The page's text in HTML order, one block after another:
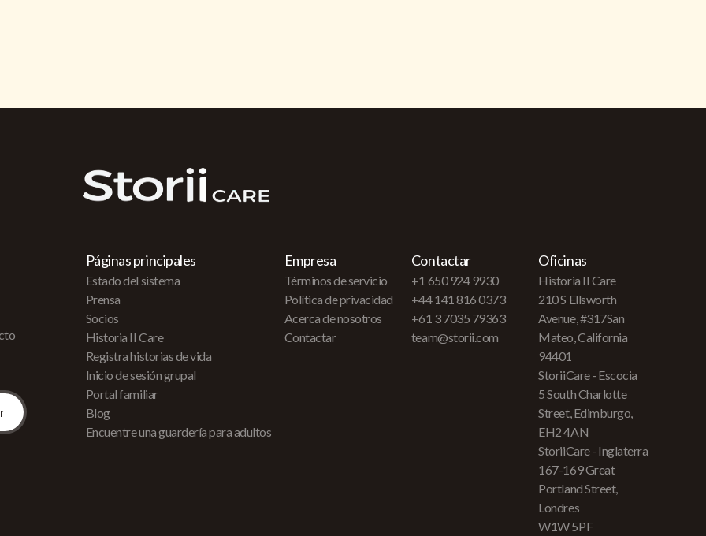
Páginas principales
Estado del sistema
Prensa
Socios
Historia II Care
Registra historias de vida
Inicio de sesión grupal
Portal familiar
Blog
Encuentre una guardería para adultos
Empresa
Términos de servicio
Política de privacidad
Acerca de nosotros
Contactar
Contactar
+1 650 924 9930
+44 141 816 0373
+61 3 7035 79363
team@storii.com
Oficinas
Historia II Care
210 S Ellsworth
Avenue, #317San
Mateo, California
94401
StoriiCare - Escocia
5 South Charlotte
Street, Edimburgo,
EH2 4AN
StoriiCare - Inglaterra
167-169 Great
Portland Street,
Londres
W1W 5PF